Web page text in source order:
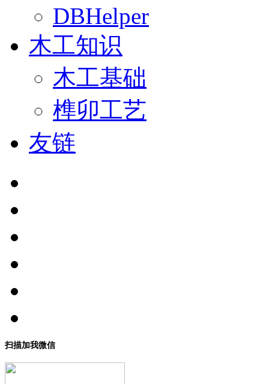
DBHelper
木工知识
木工基础
榫卯工艺
友链
扫描加我微信